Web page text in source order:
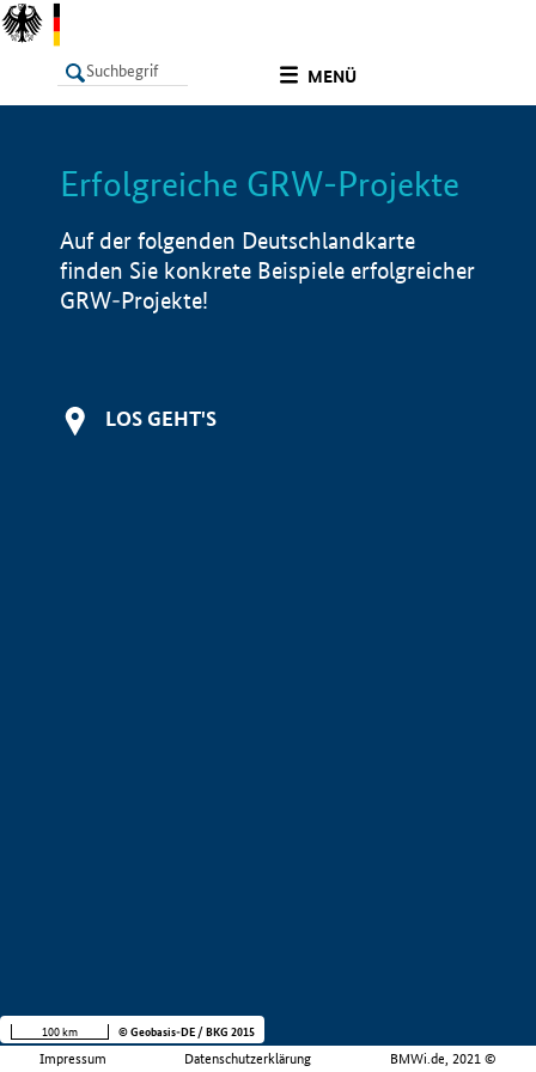
MENÜ
LISTE Info
Erfolgreiche GRW-Projekte
Auf der folgenden Deutschlandkarte
finden Sie konkrete Beispiele erfolgreicher
GRW-Projekte!
LOS GEHT'S
Impressum Datenschutzerklärung BMWi.de, 2021 ©
100 km © Geobasis-DE / BKG 2015